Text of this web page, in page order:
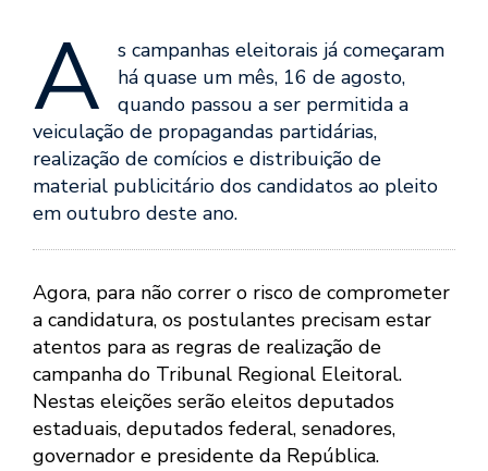
A
s campanhas eleitorais já começaram
há quase um mês, 16 de agosto,
quando passou a ser permitida a
veiculação de propagandas partidárias,
realização de comícios e distribuição de
material publicitário dos candidatos ao pleito
em outubro deste ano.
Agora, para não correr o risco de comprometer
a candidatura, os postulantes precisam estar
atentos para as regras de realização de
campanha do Tribunal Regional Eleitoral.
Nestas eleições serão eleitos deputados
estaduais, deputados federal, senadores,
governador e presidente da República.